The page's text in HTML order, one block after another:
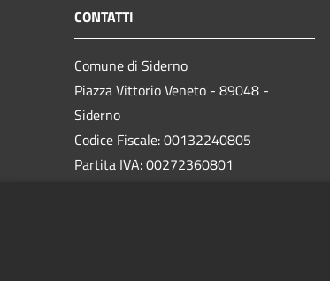
CONTATTI
Comune di Siderno
Piazza Vittorio Veneto - 89048 -
Siderno
Codice Fiscale: 00132240805
Partita IVA: 00272360801